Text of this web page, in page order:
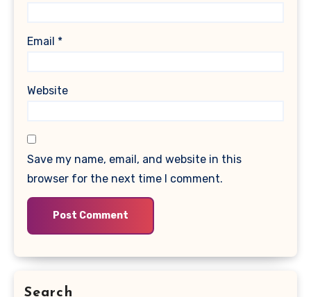
Email *
Website
Save my name, email, and website in this
browser for the next time I comment.
Search